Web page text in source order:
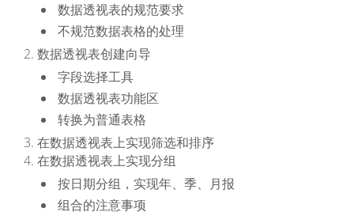
数据透视表的规范要求
不规范数据表格的处理
2. 数据透视表创建向导
字段选择工具
数据透视表功能区
转换为普通表格
3. 在数据透视表上实现筛选和排序
4. 在数据透视表上实现分组
按日期分组，实现年、季、月报
组合的注意事项